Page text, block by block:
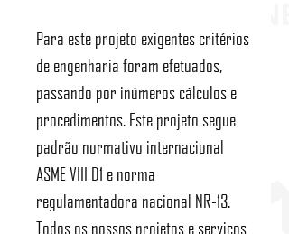
Para este projeto exigentes critérios
de engenharia foram efetuados,
passando por inúmeros cálculos e
procedimentos. Este projeto segue
padrão normativo internacional
ASME VIII D1 e norma
regulamentadora nacional NR-13.
Todos os nossos projetos e serviços